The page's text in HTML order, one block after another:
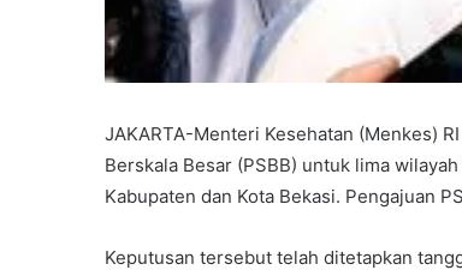
JAKARTA-Menteri Kesehatan (Menkes)
Berskala Besar (PSBB) untuk lima
Kabupaten dan Kota Bekasi. Pengajuan
Keputusan tersebut telah ditetapkan